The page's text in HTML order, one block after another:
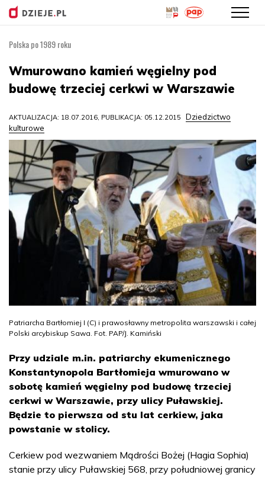
treści
Polska po 1989 roku
Wmurowano kamień węgielny pod
budowę trzeciej cerkwi w Warszawie
AKTUALIZACJA: 18.07.2016, PUBLIKACJA: 05.12.2015
Dziedzictwo
kulturowe
Patriarcha Bartłomiej I (C) i prawosławny metropolita warszawski i całej
Polski arcybiskup Sawa. Fot. PAP/J. Kamiński
Przy udziale m.in. patriarchy ekumenicznego
Konstantynopola Bartłomieja wmurowano w
sobotę kamień węgielny pod budowę trzeciej
cerkwi w Warszawie, przy ulicy Puławskiej.
Będzie to pierwsza od stu lat cerkiew, jaka
powstanie w stolicy.
Cerkiew pod wezwaniem Mądrości Bożej (Hagia Sophia)
stanie przy ulicy Puławskiej 568, przy południowej granicy